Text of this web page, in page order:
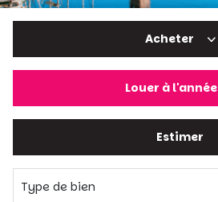
Acheter
De l'immo pro
Louer à l'année
De l'immo pro
Estimer
Type de bien